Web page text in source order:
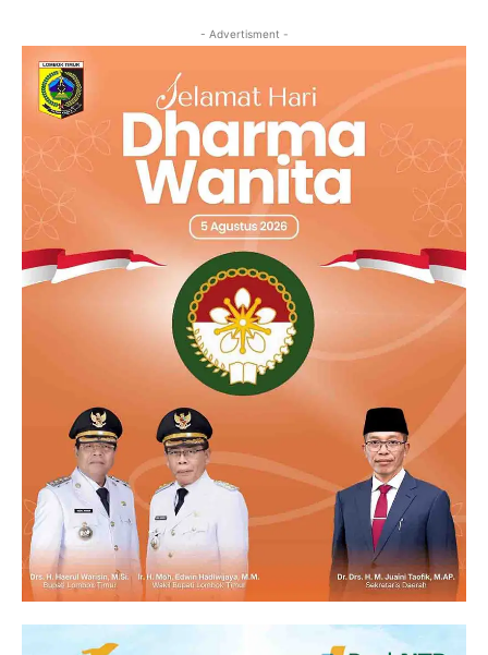
- Advertisment -